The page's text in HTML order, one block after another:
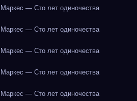
Маркес — Сто лет одиночества
Маркес — Сто лет одиночества
Маркес — Сто лет одиночества
Маркес — Сто лет одиночества
Маркес — Сто лет одиночества